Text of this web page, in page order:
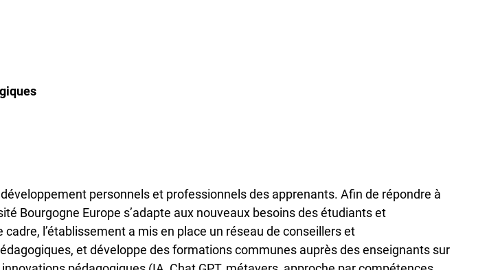
personnels et professionnels des apprenants. Afin de répondre à
Bourgogne Europe s’adapte aux nouveaux besoins des étudiants et
cadre, l’établissement a mis en place un réseau de conseillers et
et développe des formations communes auprès des enseignants sur